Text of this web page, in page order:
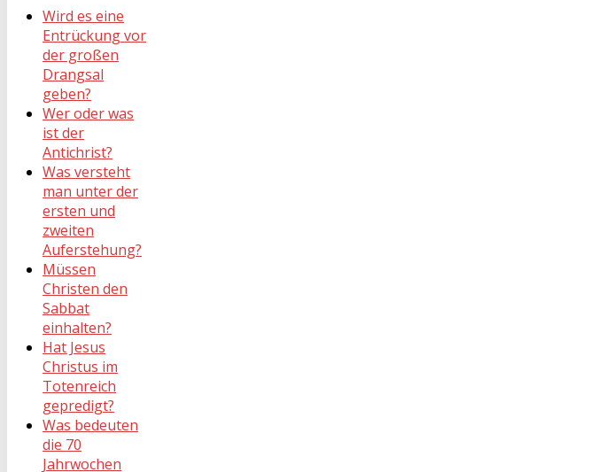
Wird es eine
Entrückung vor
der großen
Drangsal
geben?
Wer oder was
ist der
Antichrist?
Was versteht
man unter der
ersten und
zweiten
Auferstehung?
Müssen
Christen den
Sabbat
einhalten?
Hat Jesus
Christus im
Totenreich
gepredigt?
Was bedeuten
die 70
Jahrwochen